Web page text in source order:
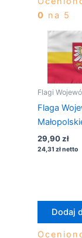
0 na 5
Flagi
Flaga
drzewiec
29,90zł
24,31 złnetto
Dodaj